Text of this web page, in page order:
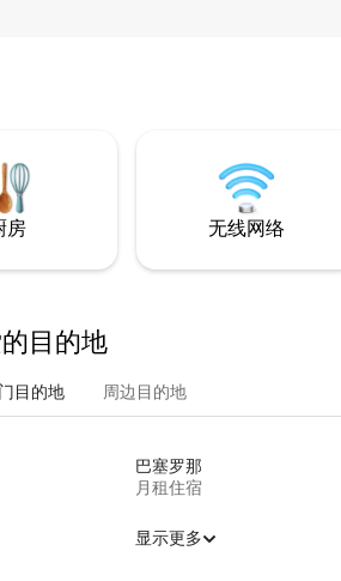
房 无线网络
目的地
目的地 周边目的地
巴塞罗那
月租住宿
显示更多